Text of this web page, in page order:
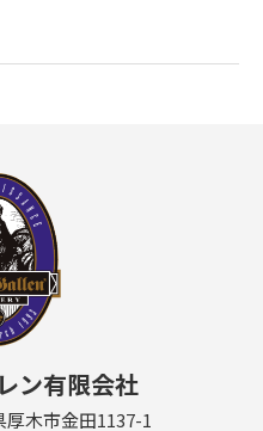
ン有限会社
厚木市金田1137-1